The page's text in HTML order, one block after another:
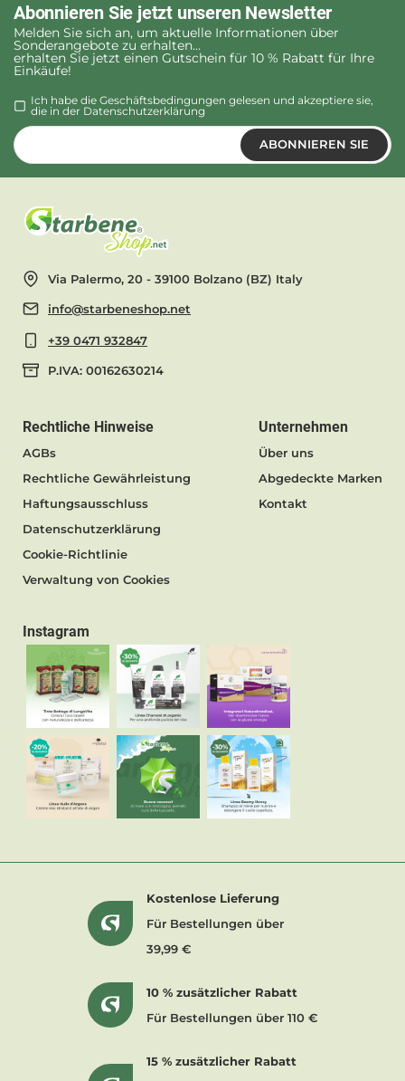
Abonnieren Sie jetzt unseren Newsletter
Melden Sie sich an, um aktuelle Informationen über
Sonderangebote zu erhalten...
erhalten Sie jetzt einen Gutschein für 10 % Rabatt für Ihre
Einkäufe!
Ich habe die Geschäftsbedingungen gelesen und akzeptiere sie,
die in der Datenschutzerklärung
ABONNIEREN SIE
Via Palermo, 20 - 39100 Bolzano (BZ) Italy
info@starbeneshop.net
+39 0471 932847
P.IVA: 00162630214
Rechtliche Hinweise
AGBs
Rechtliche Gewährleistung
Haftungsausschluss
Datenschutzerklärung
Cookie-Richtlinie
Verwaltung von Cookies
Unternehmen
Über uns
Abgedeckte Marken
Kontakt
Instagram
Kostenlose Lieferung
Für Bestellungen über
39,99 €
10 % zusätzlicher Rabatt
Für Bestellungen über 110 €
15 % zusätzlicher Rabatt